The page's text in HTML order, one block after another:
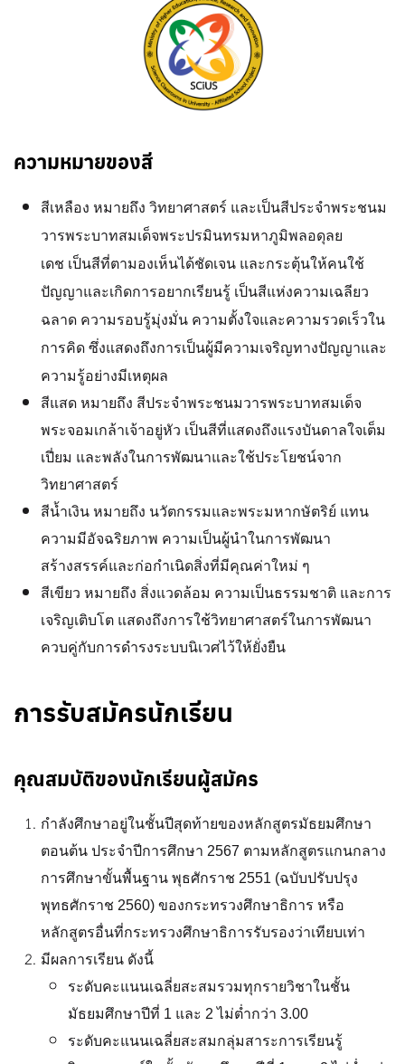
ความหมายของสี
สีเหลือง หมายถึง วิทยาศาสตร์ และเป็นสีประจำพระชนม
วารพระบาทสมเด็จพระปรมินทรมหาภูมิพลอดุลย
เดช เป็นสีที่ตามองเห็นได้ชัดเจน และกระตุ้นให้คนใช้
ปัญญาและเกิดการอยากเรียนรู้ เป็นสีแห่งความเฉลียว
ฉลาด ความรอบรู้มุ่งมั่น ความตั้งใจและความรวดเร็วใน
การคิด ซึ่งแสดงถึงการเป็นผู้มีความเจริญทางปัญญาและ
ความรู้อย่างมีเหตุผล
สีแสด หมายถึง สีประจำพระชนมวารพระบาทสมเด็จ
พระจอมเกล้าเจ้าอยู่หัว เป็นสีที่แสดงถึงแรงบันดาลใจเต็ม
เปี่ยม และพลังในการพัฒนาและใช้ประโยชน์จาก
วิทยาศาสตร์
สีน้ำเงิน หมายถึง นวัตกรรมและพระมหากษัตริย์ แทน
ความมีอัจฉริยภาพ ความเป็นผู้นำในการพัฒนา
สร้างสรรค์และก่อกำเนิดสิ่งที่มีคุณค่าใหม่ ๆ
สีเขียว หมายถึง สิ่งแวดล้อม ความเป็นธรรมชาติ และการ
เจริญเติบโต แสดงถึงการใช้วิทยาศาสตร์ในการพัฒนา
ควบคู่กับการดำรงระบบนิเวศไว้ให้ยั่งยืน
การรับสมัครนักเรียน
คุณสมบัติของนักเรียนผู้สมัคร
กำลังศึกษาอยู่ในชั้นปีสุดท้ายของหลักสูตรมัธยมศึกษา
ตอนต้น ประจำปีการศึกษา 2567 ตามหลักสูตรแกนกลาง
การศึกษาขั้นพื้นฐาน พุธศักราช 2551 (ฉบับปรับปรุง
พุทธศักราช 2560) ของกระทรวงศึกษาธิการ หรือ
หลักสูตรอื่นที่กระทรวงศึกษาธิการรับรองว่าเทียบเท่า
มีผลการเรียน ดังนี้
ระดับคะแนนเฉลี่ยสะสมรวมทุกรายวิชาในชั้น
มัธยมศึกษาปีที่ 1 และ 2 ไม่ต่ำกว่า 3.00
ระดับคะแนนเฉลี่ยสะสมกลุ่มสาระการเรียนรู้